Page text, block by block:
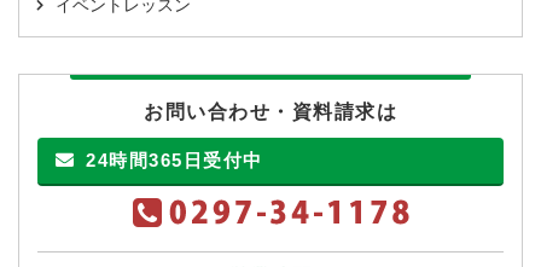
イベントレッスン
お問い合わせ・資料請求は
24時間365日受付中